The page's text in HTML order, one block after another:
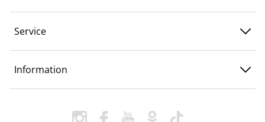
Service
Information